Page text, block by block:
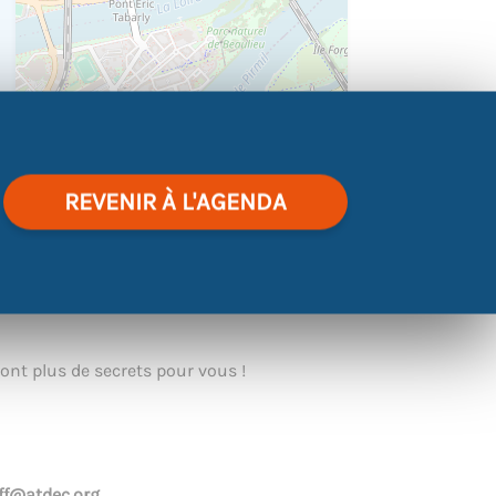
REVENIR À L'AGENDA
plus de secrets pour vous !